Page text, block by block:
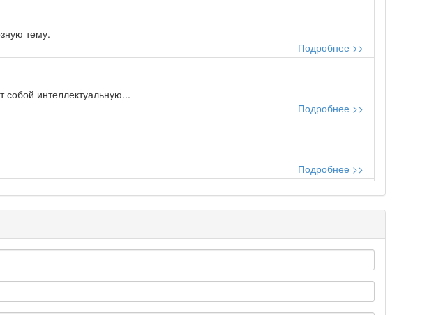
тему.
Подробнее >>
собой интеллектуальную...
Подробнее >>
Подробнее >>
специалистов.